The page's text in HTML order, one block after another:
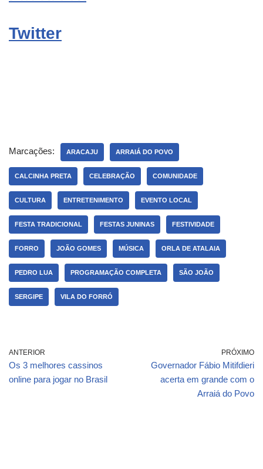
Twitter
Marcações: ARACAJU ARRAIÁ DO POVO
CALCINHA PRETA CELEBRAÇÃO COMUNIDADE
CULTURA ENTRETENIMENTO EVENTO LOCAL
FESTA TRADICIONAL FESTAS JUNINAS FESTIVIDADE
FORRO JOÃO GOMES MÚSICA ORLA DE ATALAIA
PEDRO LUA PROGRAMAÇÃO COMPLETA SÃO JOÃO
SERGIPE VILA DO FORRÓ
ANTERIOR
Os 3 melhores cassinos
online para jogar no Brasil
PRÓXIMO
Governador Fábio Mitifdieri
acerta em grande com o
Arraiá do Povo